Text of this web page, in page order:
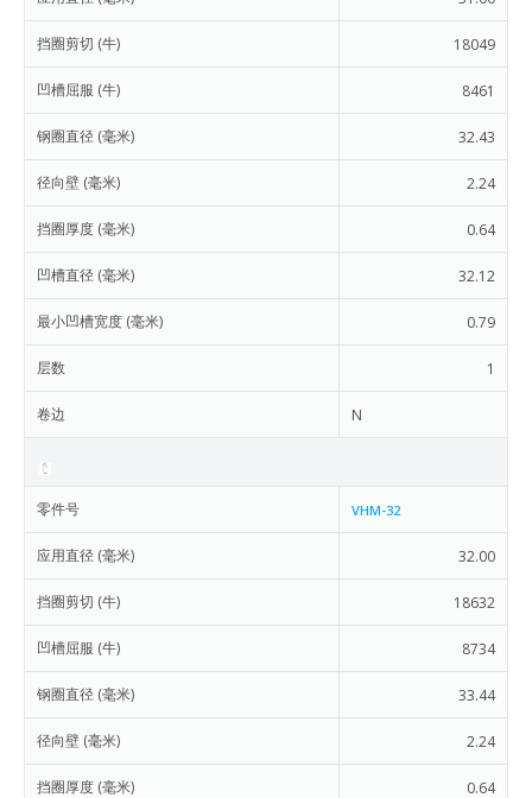
挡圈剪切 (牛) 18049
凹槽屈服 (牛) 8461
钢圈直径 (毫米) 32.43
径向壁 (毫米) 2.24
挡圈厚度 (毫米) 0.64
凹槽直径 (毫米) 32.12
最小凹槽宽度 (毫米) 0.79
层数 1
卷边 N
零件号 VHM-32
应用直径 (毫米) 32.00
挡圈剪切 (牛) 18632
凹槽屈服 (牛) 8734
钢圈直径 (毫米) 33.44
径向壁 (毫米) 2.24
挡圈厚度 (毫米) 0.64